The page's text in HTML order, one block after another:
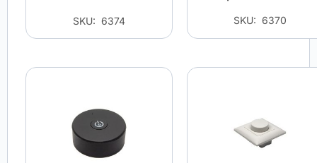
SKU: 6374 SKU: 6370